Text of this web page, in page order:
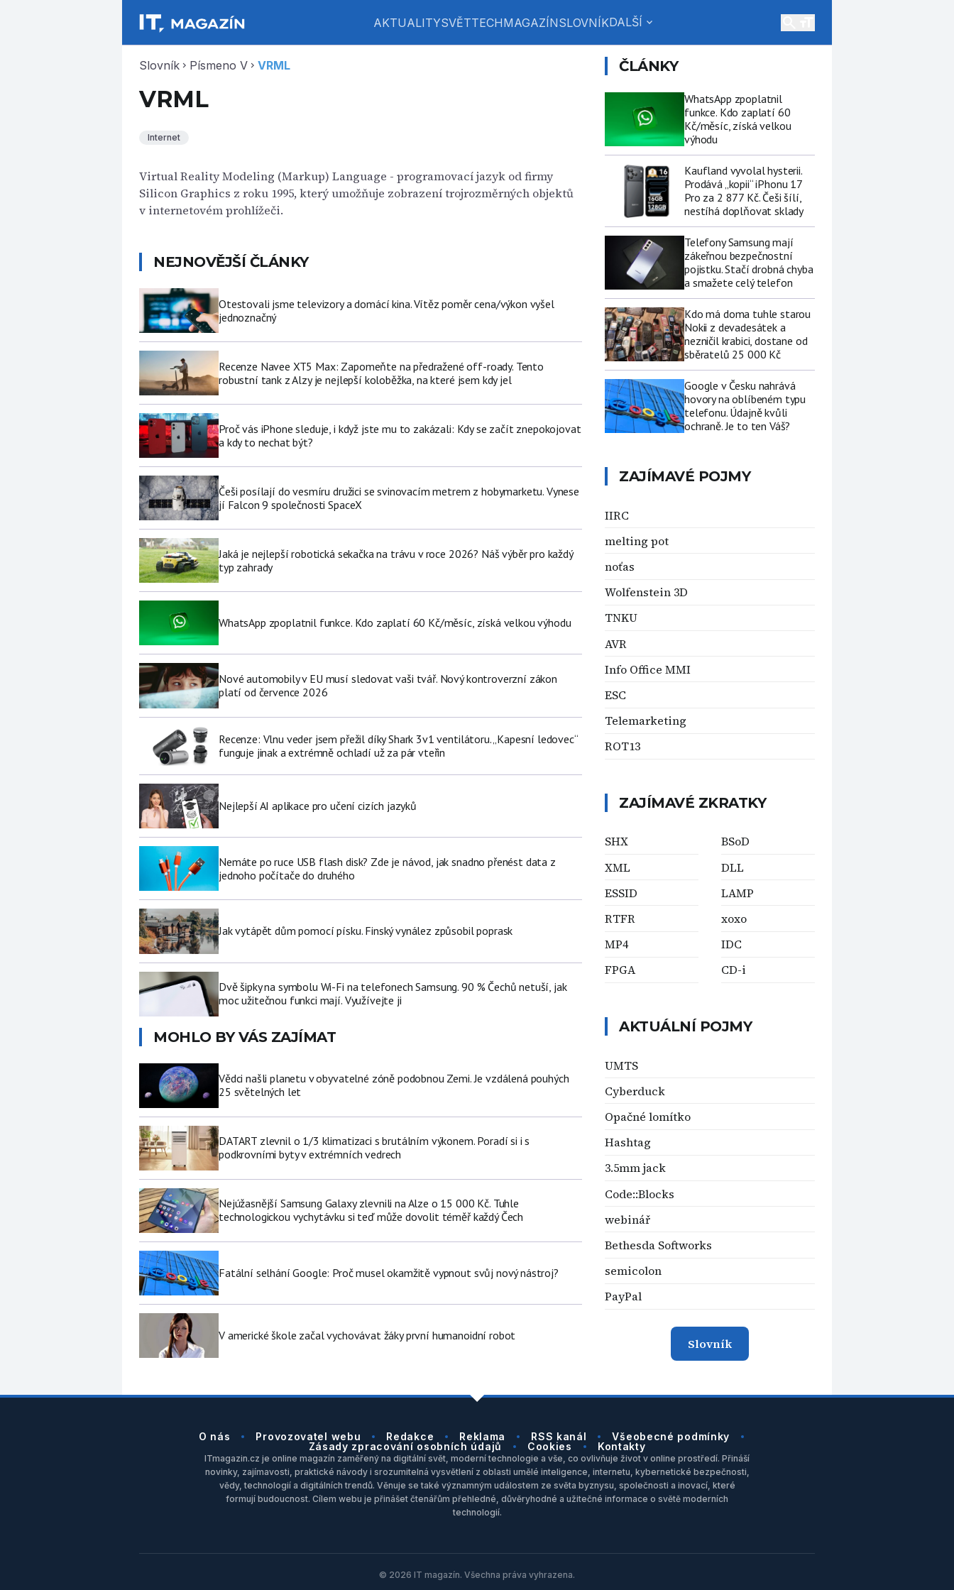
AKTUALITYSVĚTTECHMAGAZÍNSLOVNÍKDALŠÍ expand_more
Slovník chevron_right Písmeno V chevron_right VRML
VRML
Internet
Virtual Reality Modeling (Markup) Language - programovací jazyk od firmy
Silicon Graphics z roku 1995, který umožňuje zobrazení trojrozměrných objektů
v internetovém prohlížeči.
NEJNOVĚJŠÍ ČLÁNKY
Otestovali jsme televizory a domácí kina. Vítěz poměr cena/výkon vyšel
jednoznačný
Recenze Navee XT5 Max: Zapomeňte na předražené off-roady. Tento
robustní tank z Alzy je nejlepší koloběžka, na které jsem kdy jel
Proč vás iPhone sleduje, i když jste mu to zakázali: Kdy se začít znepokojovat
a kdy to nechat být?
Češi posílají do vesmíru družici se svinovacím metrem z hobymarketu. Vynese
jí Falcon 9 společnosti SpaceX
Jaká je nejlepší robotická sekačka na trávu v roce 2026? Náš výběr pro každý
typ zahrady
WhatsApp zpoplatnil funkce. Kdo zaplatí 60 Kč/měsíc, získá velkou výhodu
Nové automobily v EU musí sledovat vaši tvář. Nový kontroverzní zákon
platí od července 2026
Recenze: Vlnu veder jsem přežil díky Shark 3v1 ventilátoru. „Kapesní ledovec“
funguje jinak a extrémně ochladí už za pár vteřin
Nejlepší AI aplikace pro učení cizích jazyků
Nemáte po ruce USB flash disk? Zde je návod, jak snadno přenést data z
jednoho počítače do druhého
Jak vytápět dům pomocí písku. Finský vynález způsobil poprask
Dvě šipky na symbolu Wi-Fi na telefonech Samsung. 90 % Čechů netuší, jak
moc užitečnou funkci mají. Využívejte ji
MOHLO BY VÁS ZAJÍMAT
Vědci našli planetu v obyvatelné zóně podobnou Zemi. Je vzdálená pouhých
25 světelných let
DATART zlevnil o 1/3 klimatizaci s brutálním výkonem. Poradí si i s
podkrovními byty v extrémních vedrech
Nejúžasnější Samsung Galaxy zlevnili na Alze o 15 000 Kč. Tuhle
technologickou vychytávku si teď může dovolit téměř každý Čech
Fatální selhání Google: Proč musel okamžitě vypnout svůj nový nástroj?
V americké škole začal vychovávat žáky první humanoidní robot
ČLÁNKY
WhatsApp zpoplatnil
funkce. Kdo zaplatí 60
Kč/měsíc, získá velkou
výhodu
Kaufland vyvolal hysterii.
Prodává „kopii“ iPhonu 17
Pro za 2 877 Kč. Češi šílí,
nestíhá doplňovat sklady
Telefony Samsung mají
zákeřnou bezpečnostní
pojistku. Stačí drobná chyba
a smažete celý telefon
Kdo má doma tuhle starou
Nokii z devadesátek a
nezničil krabici, dostane od
sběratelů 25 000 Kč
Google v Česku nahrává
hovory na oblíbeném typu
telefonu. Údajně kvůli
ochraně. Je to ten Váš?
ZAJÍMAVÉ POJMY
IIRC
melting pot
noťas
Wolfenstein 3D
TNKU
AVR
Info Office MMI
ESC
Telemarketing
ROT13
ZAJÍMAVÉ ZKRATKY
SHX
XML
ESSID
RTFR
MP4
FPGA
BSoD
DLL
LAMP
xoxo
IDC
CD-i
AKTUÁLNÍ POJMY
UMTS
Cyberduck
Opačné lomítko
Hashtag
3.5mm jack
Code::Blocks
webinář
Bethesda Softworks
semicolon
PayPal
Slovník
O nás Provozovatel webu Redakce Reklama RSS kanál
Všeobecné podmínky
Zásady zpracování osobních údajů
Cookies Kontakty
ITmagazin.cz je online magazín zaměřený na digitální svět, moderní technologie a vše, co ovlivňuje život v online prostředí. Přináší
novinky, zajímavosti, praktické návody i srozumitelná vysvětlení z oblasti umělé inteligence, internetu, kybernetické bezpečnosti,
vědy, technologií a digitálních trendů. Věnuje se také významným událostem ze světa byznysu, společnosti a inovací, které
formují budoucnost. Cílem webu je přinášet čtenářům přehledné, důvěryhodné a užitečné informace o světě moderních
technologií.
© 2026 IT magazín. Všechna práva vyhrazena.